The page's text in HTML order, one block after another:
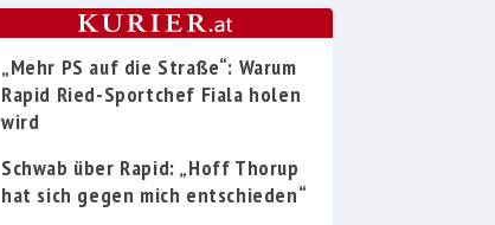
„Mehr PS auf die Straße“: Warum
Rapid Ried-Sportchef Fiala holen
wird
Schwab über Rapid: „Hoff Thorup
hat sich gegen mich entschieden“